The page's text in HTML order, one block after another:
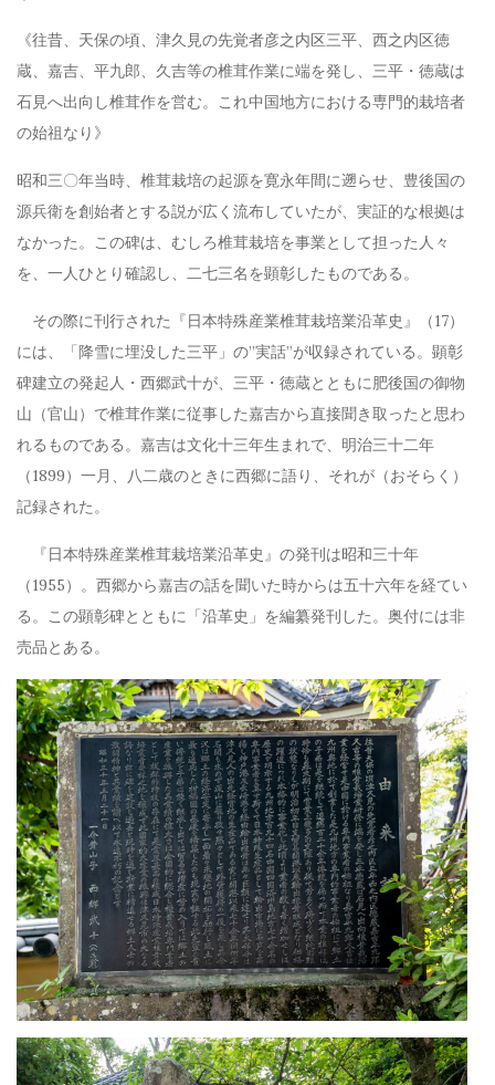
《往昔、天保の頃、津久見の先覚者彦之内区三平、西之内区徳
蔵、嘉吉、平九郎、久吉等の椎茸作業に端を発し、三平・徳蔵は
石見へ出向し椎茸作を営む。これ中国地方における専門的栽培者
の始祖なり》
昭和三〇年当時、椎茸栽培の起源を寛永年間に遡らせ、豊後国の
源兵衛を創始者とする説が広く流布していたが、実証的な根拠は
なかった。この碑は、むしろ椎茸栽培を事業として担った人々
を、一人ひとり確認し、二七三名を顕彰したものである。
その際に刊行された『日本特殊産業椎茸栽培業沿革史』
（17）
には、「降雪に埋没した三平」の”実話”が収録されている。顕彰
碑建立の発起人・西郷武十が、三平・徳蔵とともに肥後国の御物
山（官山）で椎茸作業に従事した嘉吉から直接聞き取ったと思わ
れるものである。嘉吉は文化十三年生まれで、明治三十二年
（1899）一月、八二歳のときに西郷に語り、それが（おそらく）
記録された。
『日本特殊産業椎茸栽培業沿革史』の発刊は昭和三十年
（1955）。西郷から嘉吉の話を聞いた時からは五十六年を経てい
る。この顕彰碑とともに「沿革史」を編纂発刊した。奥付には非
売品とある。